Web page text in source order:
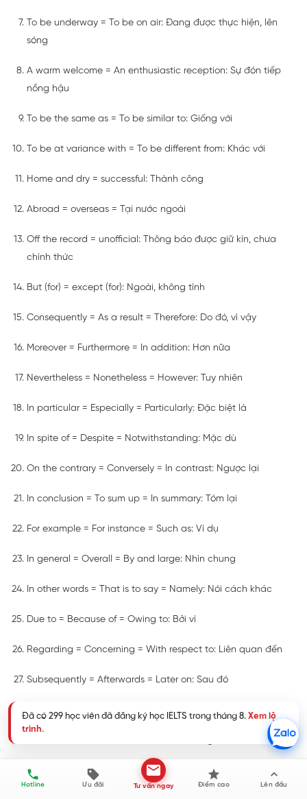
To be underway = To be on air: Đang được thực hiện, lên
sóng
A warm welcome = An enthusiastic reception: Sự đón tiếp
nồng hậu
To be the same as = To be similar to: Giống với
To be at variance with = To be different from: Khác với
Home and dry = successful: Thành công
Abroad = overseas = Tại nước ngoài
Off the record = unofficial: Thông báo được giữ kín, chưa
chính thức
But (for) = except (for): Ngoài, không tính
Consequently = As a result = Therefore: Do đó, vì vậy
Moreover = Furthermore = In addition: Hơn nữa
Nevertheless = Nonetheless = However: Tuy nhiên
In particular = Especially = Particularly: Đặc biệt là
In spite of = Despite = Notwithstanding: Mặc dù
On the contrary = Conversely = In contrast: Ngược lại
In conclusion = To sum up = In summary: Tóm lại
For example = For instance = Such as: Ví dụ
In general = Overall = By and large: Nhìn chung
In other words = That is to say = Namely: Nói cách khác
Due to = Because of = Owing to: Bởi vì
Regarding = Concerning = With respect to: Liên quan đến
Subsequently = Afterwards = Later on: Sau đó
Similarly = Likewise = In the same way: Tương tự
In fact = Actually = In reality: Thực tế là
Hotline Ưu đãi Tư vấn ngay Điểm cao Lên đầu